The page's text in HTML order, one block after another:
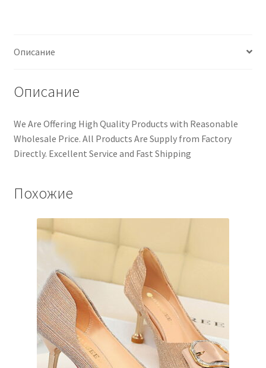
Описание
Описание
We Are Offering High Quality Products with Reasonable
Wholesale Price. All Products Are Supply from Factory
Directly. Excellent Service and Fast Shipping
Похожие